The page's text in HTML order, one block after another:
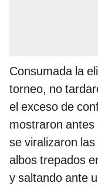
Consumada la
torneo, no
el exceso de
mostraron antes
se viralizaron
albos trepados
y saltando ante